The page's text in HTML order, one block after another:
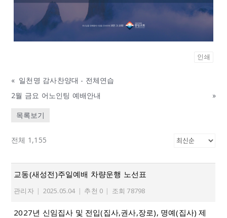
인쇄
« 일천명 감사찬양대 - 전체연습
2월 금요 어노인팅 예배안내
»
목록보기
전체 1,155
교동(새성전)주일예배 차량운행 노선표
관리자 | 2025.05.04 | 추천 0 | 조회 78798
2027년 신임집사 및 전입(집사,권사,장로), 명예(집사) 제